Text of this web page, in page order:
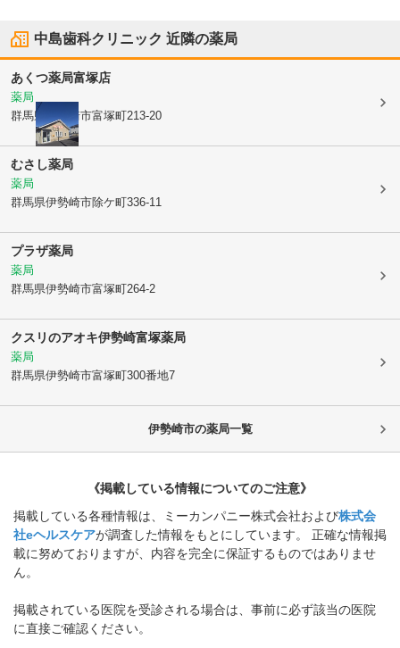
中島歯科クリニック 近隣の薬局
あくつ薬局富塚店
薬局
群馬県伊勢崎市富塚町213-20
むさし薬局
薬局
群馬県伊勢崎市除ケ町336-11
プラザ薬局
薬局
群馬県伊勢崎市富塚町264-2
クスリのアオキ伊勢崎富塚薬局
薬局
群馬県伊勢崎市富塚町300番地7
伊勢崎市の薬局一覧
《掲載している情報についてのご注意》
掲載している各種情報は、ミーカンパニー株式会社および株式会
社eヘルスケアが調査した情報をもとにしています。 正確な情報掲
載に努めておりますが、内容を完全に保証するものではありませ
ん。
掲載されている医院を受診される場合は、事前に必ず該当の医院
に直接ご確認ください。